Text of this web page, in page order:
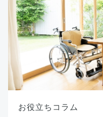
お役立ちコラム